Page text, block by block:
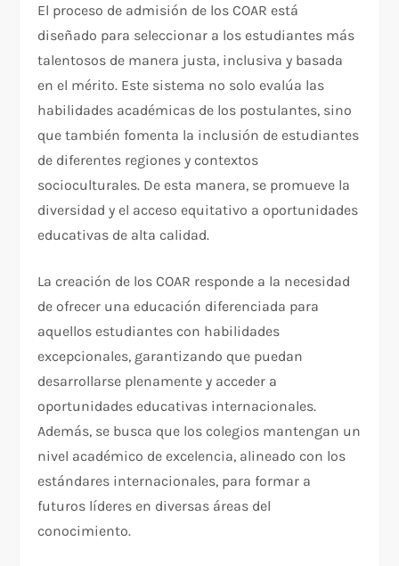
El proceso de admisión de los COAR está
diseñado para seleccionar a los estudiantes más
talentosos de manera justa, inclusiva y basada
en el mérito. Este sistema no solo evalúa las
habilidades académicas de los postulantes, sino
que también fomenta la inclusión de estudiantes
de diferentes regiones y contextos
socioculturales. De esta manera, se promueve la
diversidad y el acceso equitativo a oportunidades
educativas de alta calidad.
La creación de los COAR responde a la necesidad
de ofrecer una educación diferenciada para
aquellos estudiantes con habilidades
excepcionales, garantizando que puedan
desarrollarse plenamente y acceder a
oportunidades educativas internacionales.
Además, se busca que los colegios mantengan un
nivel académico de excelencia, alineado con los
estándares internacionales, para formar a
futuros líderes en diversas áreas del
conocimiento.